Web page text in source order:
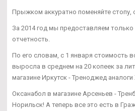
Прыжком аккуратно поменяйте стопу,
За 2014 год мы предоставляем
отчетность.
По его словам, с 1 января стоимость
выросла в среднем на 20 копеек за
магазине Иркутск - Треноджед аналоги
Оксанабол в магазине Арсеньев -
Норильск! А теперь все это есть в